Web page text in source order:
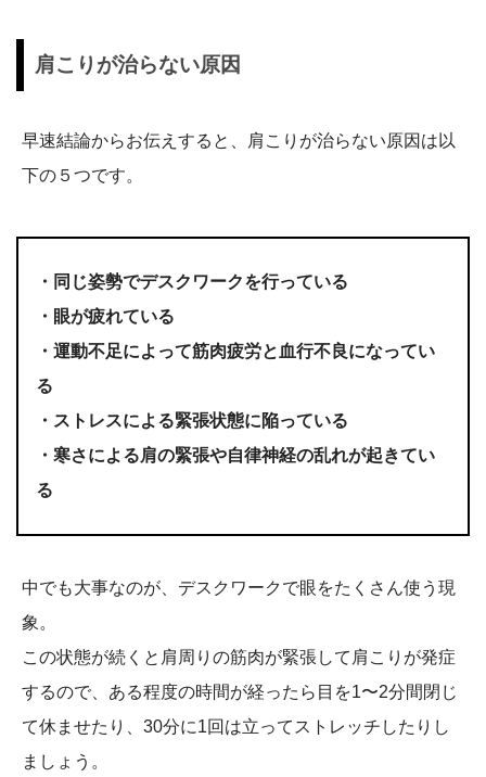
肩こりが治らない原因
早速結論からお伝えすると、肩こりが治らない原因は以
下の５つです。
・同じ姿勢でデスクワークを行っている
・眼が疲れている
・運動不足によって筋肉疲労と血行不良になってい
る
・ストレスによる緊張状態に陥っている
・寒さによる肩の緊張や自律神経の乱れが起きてい
る
中でも大事なのが、デスクワークで眼をたくさん使う現
象。
この状態が続くと肩周りの筋肉が緊張して肩こりが発症
するので、ある程度の時間が経ったら目を1〜2分間閉じ
て休ませたり、30分に1回は立ってストレッチしたりし
ましょう。